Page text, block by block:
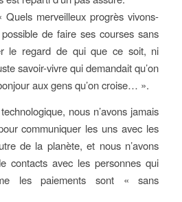
merveilleux progrès vivons-
de faire ses courses sans
le regard de qui que ce soit, ni
savoir-vivre qui demandait qu’on
aux gens qu’on croise… ».
nous n’avons jamais
communiquer les uns avec les
de la planète, et nous n’avons
contacts avec les personnes qui
les paiements sont « sans